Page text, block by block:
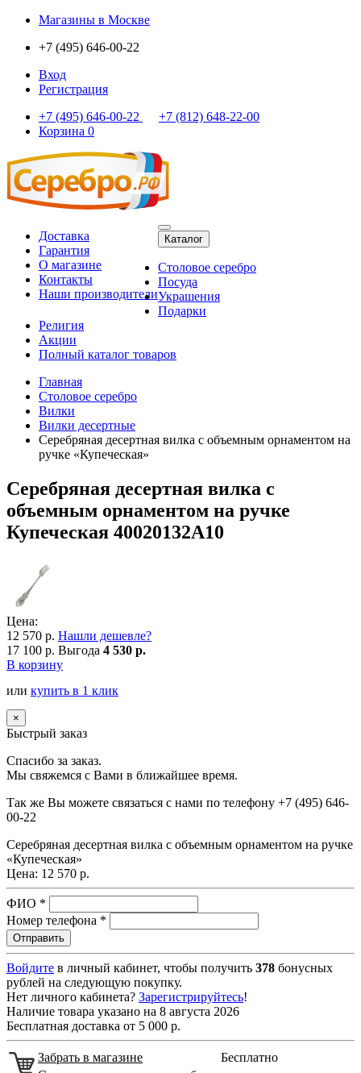
Магазины в Москве
+7 (495) 646-00-22
Вход
Регистрация
+7 (495) 646-00-22
+7 (812) 648-22-00
Корзина 0
Доставка
Гарантия
О магазине
Контакты
Наши производители
Каталог
Столовое серебро
Посуда
Украшения
Подарки
Религия
Акции
Полный каталог товаров
Главная
Столовое серебро
Вилки
Вилки десертные
Серебряная десертная вилка с объемным орнаментом на
ручке «Купеческая»
Серебряная десертная вилка с
объемным орнаментом на ручке
Купеческая 40020132А10
Цена:
12 570 р. Нашли дешевле?
17 100 р. Выгода 4 530 р.
В корзину
или купить в 1 клик
×
Быстрый заказ
Спасибо за заказ.
Мы свяжемся с Вами в ближайшее время.
Так же Вы можете связаться с нами по телефону +7 (495) 646-
00-22
Серебряная десертная вилка с объемным орнаментом на ручке
«Купеческая»
Цена: 12 570 р.
ФИО *
Номер телефона *
Войдите в личный кабинет, чтобы получить 378 бонусных
рублей на следующую покупку.
Нет личного кабинета? Зарегистрируйтесь!
Наличие товара указано на 8 августа 2026
Бесплатная доставка от 5 000 р.
Забрать в магазине
Бесплатно